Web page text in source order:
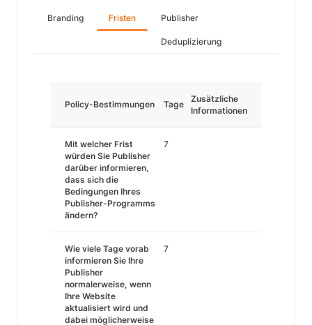
Branding Fristen Publisher
Deduplizierung
Policy-Bestimmungen Tage
Zusätzliche
Informationen
Mit welcher Frist
würden Sie Publisher
darüber informieren,
dass sich die
Bedingungen Ihres
Publisher-Programms
ändern?
7
Wie viele Tage vorab
informieren Sie Ihre
Publisher
normalerweise, wenn
Ihre Website
aktualisiert wird und
dabei möglicherweise
7